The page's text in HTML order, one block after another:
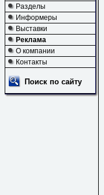
Разделы
Информеры
Выставки
Реклама
О компании
Контакты
Поиск по сайту